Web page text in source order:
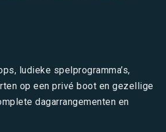
ludieke spelprogramma’s,
op een privé boot en gezellige
dagarrangementen en